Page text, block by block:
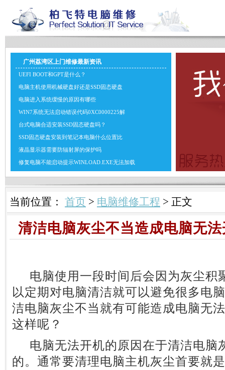
广州荔湾区上门维修最新资讯
UEFI BOOT和GPT是什么？
电脑主机使用机械硬盘好还是SSD固态硬盘
电脑进入系统缓慢的原因有哪些
WIN7系统无法启动错误代码0XC0000225解
台式电脑合适安装SSD固态硬盘吗？
SSD固态硬盘安装到笔记本电脑什么位置比
液晶显示器需要防辐射屏的保护吗
修复电脑不能启动提示WINLOAD.EXE无法加载
当前位置： 首页 > 电脑维修工程 > 正文
清洁电脑灰尘不当造成电脑无
电脑使用一段时间后会因为灰尘积
以定期对电脑清洁就可以避免很多电
洁电脑灰尘不当就有可能造成电脑无
这样呢？
电脑无法开机的原因在于清洁电脑
的。通常要清理电脑主机灰尘首要就